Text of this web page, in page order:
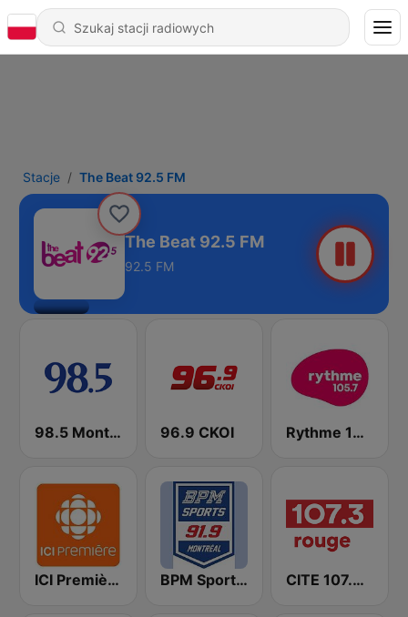
Stacje The Beat 92.5 FM
The Beat 92.5 FM
92.5 FM
98.5 Montréal 96.9 CKOI Rythme 105.7 FM
ICI Première Montréal BPM Sports 91.9 FM CITE 107.3 Rouge FM